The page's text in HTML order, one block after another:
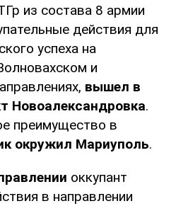
из состава 8 армии
действия для
успеха на
и
вышел в
Новоалександровка.
преимущество в
окружил Мариуполь.
оккупант
в направлении